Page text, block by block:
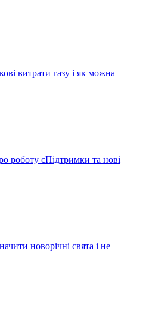
витрати газу і як можна
роботу єПідтримки та нові
новорічні свята і не